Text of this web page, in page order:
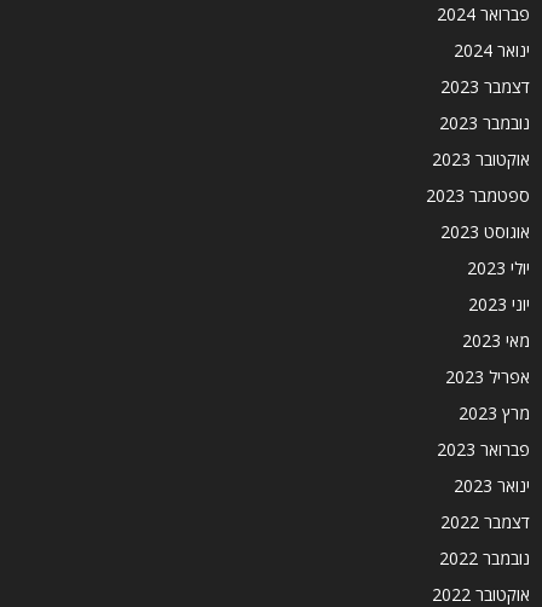
פברואר 2024
ינואר 2024
דצמבר 2023
נובמבר 2023
אוקטובר 2023
ספטמבר 2023
אוגוסט 2023
יולי 2023
יוני 2023
מאי 2023
אפריל 2023
מרץ 2023
פברואר 2023
ינואר 2023
דצמבר 2022
נובמבר 2022
אוקטובר 2022